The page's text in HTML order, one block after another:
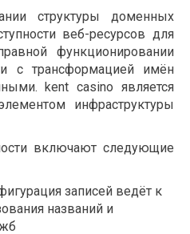
структуры доменных
веб-ресурсов для
функционировании
с трансформацией имён
kent casino является
инфраструктуры
включают следующие
записей ведёт к
названий и